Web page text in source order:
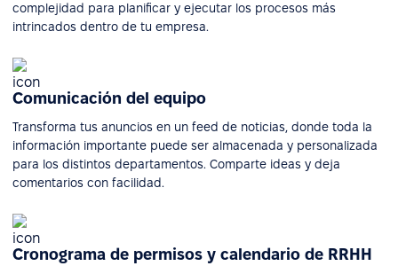
complejidad para planificar y ejecutar los procesos más
intrincados dentro de tu empresa.
Comunicación del equipo
Transforma tus anuncios en un feed de noticias, donde toda la
información importante puede ser almacenada y personalizada
para los distintos departamentos. Comparte ideas y deja
comentarios con facilidad.
Cronograma de permisos y calendario de RRHH